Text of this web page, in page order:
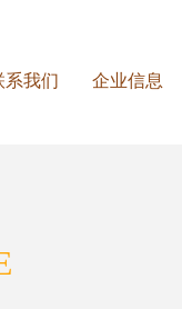
系我们 企业信息